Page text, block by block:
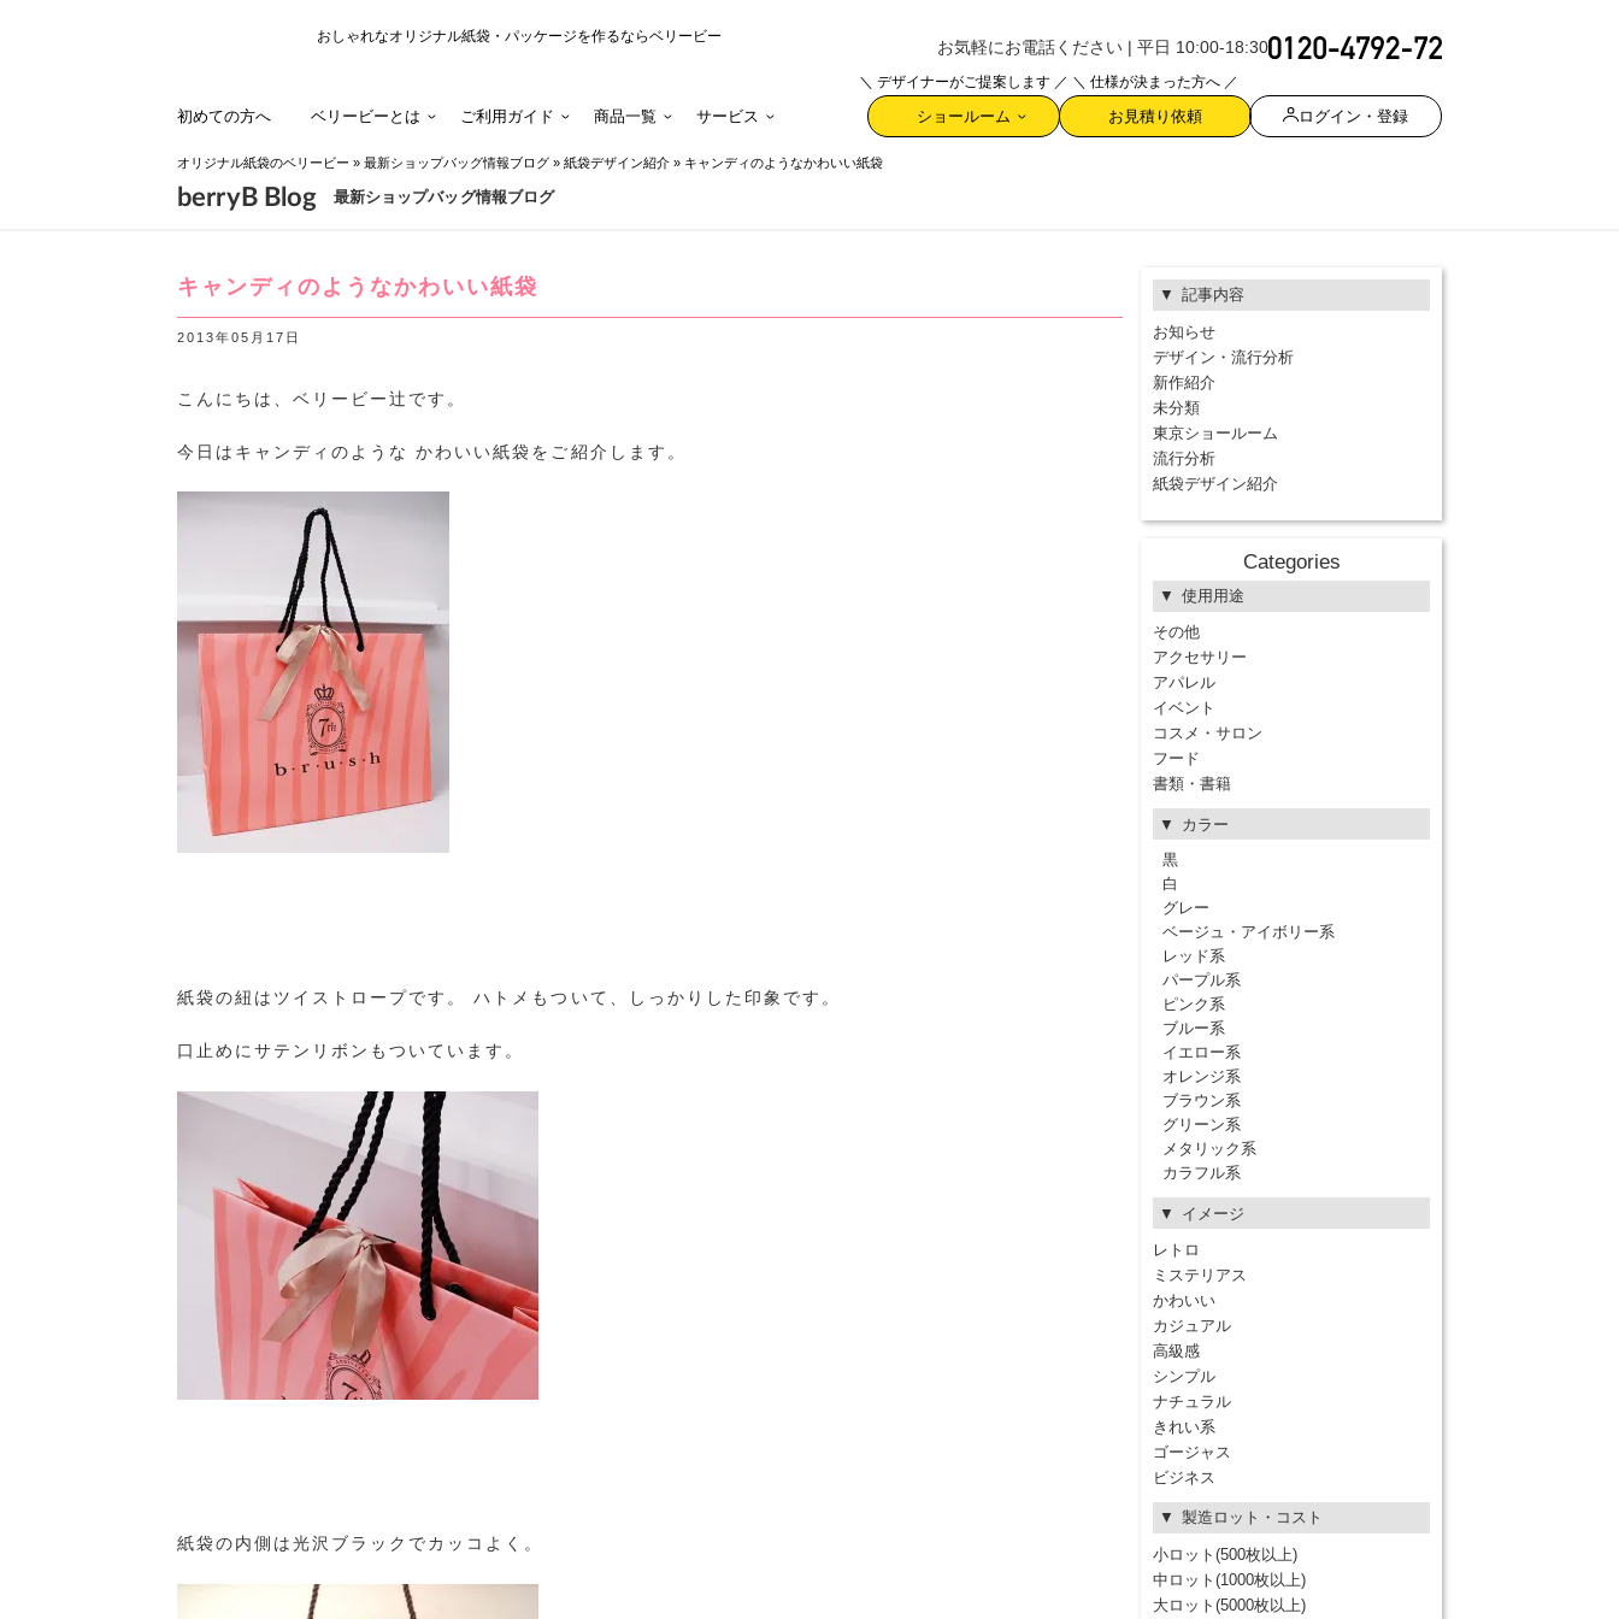
おしゃれなオリジナル紙袋・パッケージを作るならベリービー
お気軽にお電話ください | 平日 10:00-18:30
初めての方へ ベリービーとは ご利用ガイド 商品一覧 サービス
＼ デザイナーがご提案します ／
ショールーム
＼ 仕様が決まった方へ ／
お見積り依頼 ログイン・登録
オリジナル紙袋のベリービー » 最新ショップバッグ情報ブログ » 紙袋デザイン紹介 » キャンディのようなかわいい紙袋
最新ショップバッグ情報ブログ
berryB Blog
キャンディのようなかわいい紙袋
2013年05月17日
こんにちは、ベリービー辻です。
今日はキャンディのような かわいい紙袋をご紹介します。
紙袋の紐はツイストロープです。 ハトメもついて、しっかりした印象です。
口止めにサテンリボンもついています。
紙袋の内側は光沢ブラックでカッコよく。
記事内容
お知らせ
デザイン・流行分析
新作紹介
未分類
東京ショールーム
流行分析
紙袋デザイン紹介
Categories
使用用途
その他
アクセサリー
アパレル
イベント
コスメ・サロン
フード
書類・書籍
カラー
黒
白
グレー
ベージュ・アイボリー系
レッド系
パープル系
ピンク系
ブルー系
イエロー系
オレンジ系
ブラウン系
グリーン系
メタリック系
カラフル系
イメージ
レトロ
ミステリアス
かわいい
カジュアル
高級感
シンプル
ナチュラル
きれい系
ゴージャス
ビジネス
製造ロット・コスト
小ロット(500枚以上)
中ロット(1000枚以上)
大ロット(5000枚以上)